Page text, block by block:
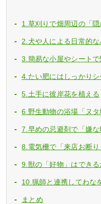
1.草刈りで畑周辺の「隠
2.犬や人による日常的
3.簡易な小屋やシート
4.たい肥にはしっかり
5.土手に彼岸花を植える
6.野生動物の浴場「ヌ
7.早めの忌避剤で「嫌
8.電気柵で「来店お断
9.獣の「好物」はでき
10.猟師と連携してわな
まとめ